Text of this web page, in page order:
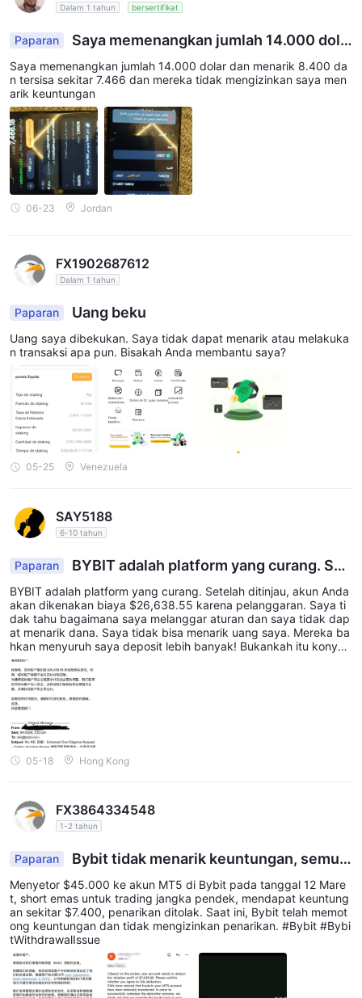
Dalam 1 tahun bersertifikat
Paparan
Saya memenangkan jumlah 14.000 dola
r dan menarik 8.400 dan tersisa sekitar 7.466 da
n mereka tidak mengizinkan saya menarik keunt
ungan
Saya memenangkan jumlah 14.000 dolar dan menarik 8.400 da
n tersisa sekitar 7.466 dan mereka tidak mengizinkan saya men
arik keuntungan
06-23 Jordan
FX1902687612
Dalam 1 tahun
Paparan Uang beku
Uang saya dibekukan. Saya tidak dapat menarik atau melakuka
n transaksi apa pun. Bisakah Anda membantu saya?
05-25 Venezuela
SAY5188
6-10 tahun
Paparan
BYBIT adalah platform yang curang. Set
elah ditinjau, akun Anda akan dikenakan biaya $2
6,638.55 karena pelanggaran. Saya tidak tahu ba
gaimana saya melanggar aturan dan saya tidak d
apat menarik dana.
BYBIT adalah platform yang curang. Setelah ditinjau, akun Anda
akan dikenakan biaya $26,638.55 karena pelanggaran. Saya ti
dak tahu bagaimana saya melanggar aturan dan saya tidak dap
at menarik dana. Saya tidak bisa menarik uang saya. Mereka ba
hkan menyuruh saya deposit lebih banyak! Bukankah itu konyo
l?!
05-18 Hong Kong
FX3864334548
1-2 tahun
Paparan
Bybit tidak menarik keuntungan, semua
orang harap waspada terhadap risikonya
Menyetor $45.000 ke akun MT5 di Bybit pada tanggal 12 Mare
t, short emas untuk trading jangka pendek, mendapat keuntung
an sekitar $7.400, penarikan ditolak. Saat ini, Bybit telah memot
ong keuntungan dan tidak mengizinkan penarikan. #Bybit #Bybi
tWithdrawalIssue